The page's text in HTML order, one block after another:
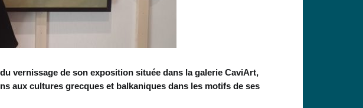
vernissage de son exposition située dans la galerie CaviArt,
aux cultures grecques et balkaniques dans les motifs de ses